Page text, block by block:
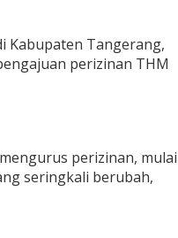
Kabupaten Tangerang,
perizinan THM
perizinan, mulai
seringkali berubah,